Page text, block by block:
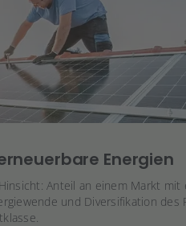
Energien
Anteil an einem Markt mit
und Diversifikation des